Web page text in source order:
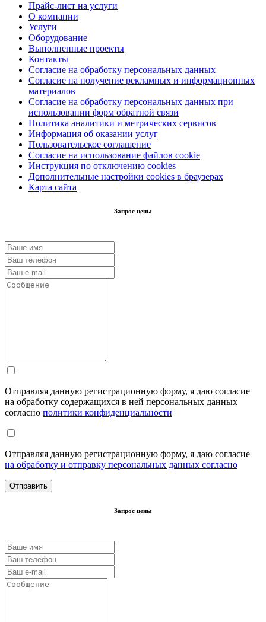
Прайс-лист на услуги
О компании
Услуги
Оборудование
Выполненные проекты
Контакты
Согласие на обработку персональных данных
Согласие на получение рекламных и информационных
материалов
Согласие на обработку персональных данных при
использовании форм обратной связи
Политика аналитики и метрических сервисов
Информация об оказании услуг
Пользовательское соглашение
Согласие на использование файлов cookie
Инструкция по отключению cookies
Дополнительные настройки cookies в браузерах
Карта сайта
Запрос цены
Отправляя данную регистрационную форму, я даю согласие
на обработку содержащихся в ней персональных данных
согласно политики конфиденциальности
Отправляя данную регистрационную форму, я даю согласие
на обработку и отправку персональных данных согласно
Запрос цены